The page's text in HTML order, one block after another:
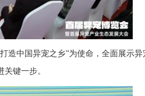
造中国异宠之乡”为使命，全面展示
键一步。